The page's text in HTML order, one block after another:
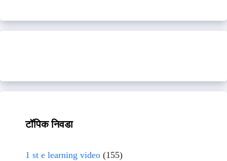
टॉपिक निवडा
1 st e learning video (155)